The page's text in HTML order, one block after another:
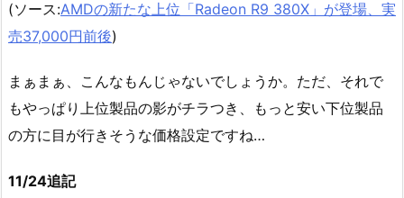
(ソース:AMDの新たな上位「Radeon R9 380X」が登場、実
売37,000円前後)
まぁまぁ、こんなもんじゃないでしょうか。ただ、それで
もやっぱり上位製品の影がチラつき、もっと安い下位製品
の方に目が行きそうな価格設定ですね…
11/24追記